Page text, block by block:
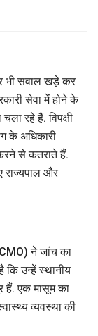
भी सवाल खड़े कर
सेवा में होने के
रहे हैं. विपक्षी
के अधिकारी
से कतराते हैं.
राज्यपाल और
ने जांच का
कि उन्हें स्थानीय
हैं. एक मासूम का
व्यवस्था की